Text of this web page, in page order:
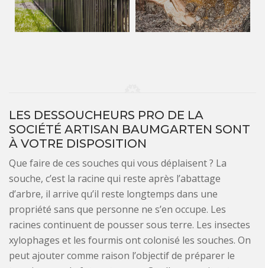
LES DESSOUCHEURS PRO DE LA
SOCIÉTÉ ARTISAN BAUMGARTEN SONT
À VOTRE DISPOSITION
Que faire de ces souches qui vous déplaisent ? La
souche, c’est la racine qui reste après l’abattage
d’arbre, il arrive qu’il reste longtemps dans une
propriété sans que personne ne s’en occupe. Les
racines continuent de pousser sous terre. Les insectes
xylophages et les fourmis ont colonisé les souches. On
peut ajouter comme raison l’objectif de préparer le